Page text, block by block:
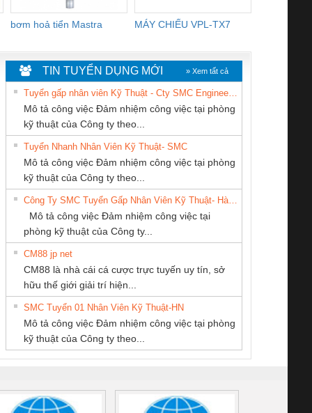
bơm hoả tiển Mastra MÁY CHIẾU VPL-TX7
An Toàn
Contact
– PSR-
SCP-
FSP/2X1/1X2
sát chuỗi
tấm pin
16I+
(2502520000)
Bộ giám sát chuỗi
tấm pin
TRANSCLINIC 16I+
1K5 L (2433950000)
Bộ giám sát dòng
TRANSCLINIC 16I+
(2008130000)
Bộ chỉnh lưu nguồn
điện TRANSCLINIC
BKE 1K5.4
(7791400879)2. Giá
Nẹp nhôm chống
trơn Đà Nẵng
TY TNHH
THUẬT KTECH
NAM
CÔNG TY TNHH
MEKONG MARINE
SUPPLY
CÔNG TY TNHH
DỊCH VỤ KỸ
THUẬT ĐIỆN CƠ
GIA HƯNG PHÁT
ty TNHH
Mại SX Ba
PHẦN DÂY VÀ
CÁP ĐIỆN
THƯỢNG ĐÌNH
Ba Miền
TIN TUYỂN DỤNG MỚI » Xem tất cả
Mô tả công việc Đảm nhiệm công việc tại phòng
kỹ thuật của Công ty theo...
Tuyển Nhanh Nhân Viên Kỹ Thuật- SMC
Mô tả công việc Đảm nhiệm công việc tại phòng
kỹ thuật của Công ty theo...
Mô tả công việc Đảm nhiệm công việc tại
phòng kỹ thuật của Công ty...
CM88 jp net
CM88 là nhà cái cá cược trực tuyến uy tín, sở
hữu thế giới giải trí hiện...
SMC Tuyển 01 Nhân Viên Kỹ Thuật-HN
Mô tả công việc Đảm nhiệm công việc tại phòng
kỹ thuật của Công ty theo...